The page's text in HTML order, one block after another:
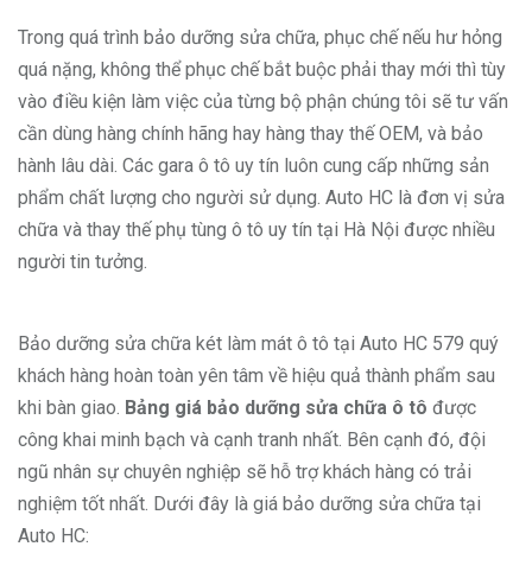
Trong quá trình bảo dưỡng sửa chữa, phục chế nếu hư hỏng
quá nặng, không thể phục chế bắt buộc phải thay mới thì tùy
vào điều kiện làm việc của từng bộ phận chúng tôi sẽ tư vấn
cần dùng hàng chính hãng hay hàng thay thế OEM, và bảo
hành lâu dài. Các gara ô tô uy tín luôn cung cấp những sản
phẩm chất lượng cho người sử dụng. Auto HC là đơn vị sửa
chữa và thay thế phụ tùng ô tô uy tín tại Hà Nội được nhiều
người tin tưởng.
Bảo dưỡng sửa chữa két làm mát ô tô tại Auto HC 579 quý
khách hàng hoàn toàn yên tâm về hiệu quả thành phẩm sau
khi bàn giao. Bảng giá bảo dưỡng sửa chữa ô tô được
công khai minh bạch và cạnh tranh nhất. Bên cạnh đó, đội
ngũ nhân sự chuyên nghiệp sẽ hỗ trợ khách hàng có trải
nghiệm tốt nhất. Dưới đây là giá bảo dưỡng sửa chữa tại
Auto HC: